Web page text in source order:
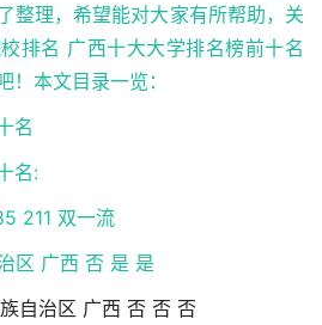
整理，希望能对大家有所帮助，关
排名 广西十大大学排名榜前十名
！本文目录一览：
名
名:
211 双一流
区 广西 否 是 是
自治区 广西 否 否 否